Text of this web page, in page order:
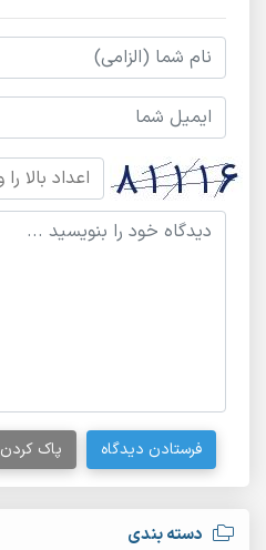
دسته بندی
فرستادن دیدگاه پاک کردن